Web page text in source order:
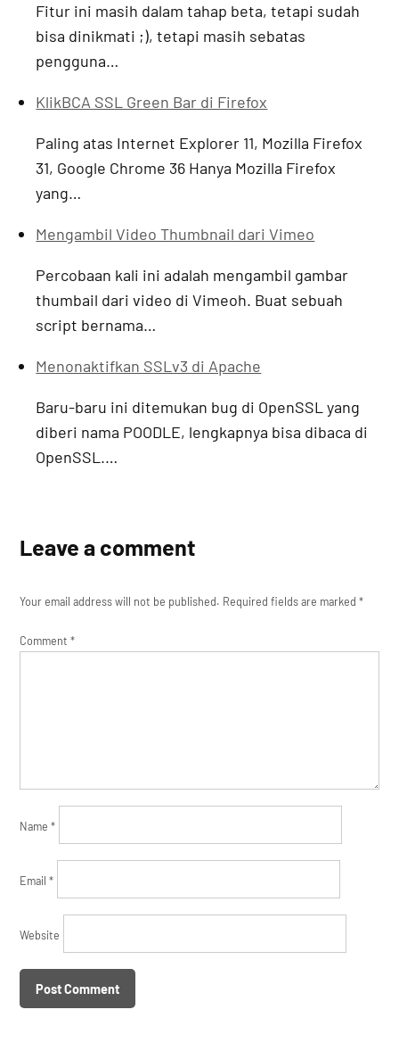
Fitur ini masih dalam tahap beta, tetapi sudah
bisa dinikmati ;), tetapi masih sebatas
pengguna…
KlikBCA SSL Green Bar di Firefox
Paling atas Internet Explorer 11, Mozilla Firefox
31, Google Chrome 36 Hanya Mozilla Firefox
yang…
Mengambil Video Thumbnail dari Vimeo
Percobaan kali ini adalah mengambil gambar
thumbail dari video di Vimeoh. Buat sebuah
script bernama…
Menonaktifkan SSLv3 di Apache
Baru-baru ini ditemukan bug di OpenSSL yang
diberi nama POODLE, lengkapnya bisa dibaca di
OpenSSL.…
Leave a comment
Your email address will not be published. Required fields are marked*
Comment*
Name*
Email*
Website